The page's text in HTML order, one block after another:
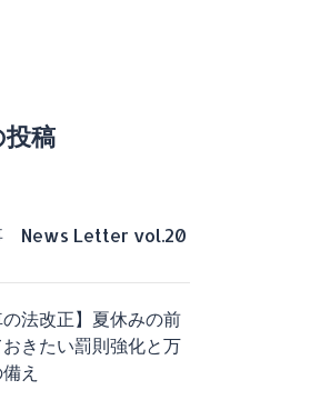
稿
News Letter vol.20
の法改正】夏休みの前
きたい罰則強化と万
え